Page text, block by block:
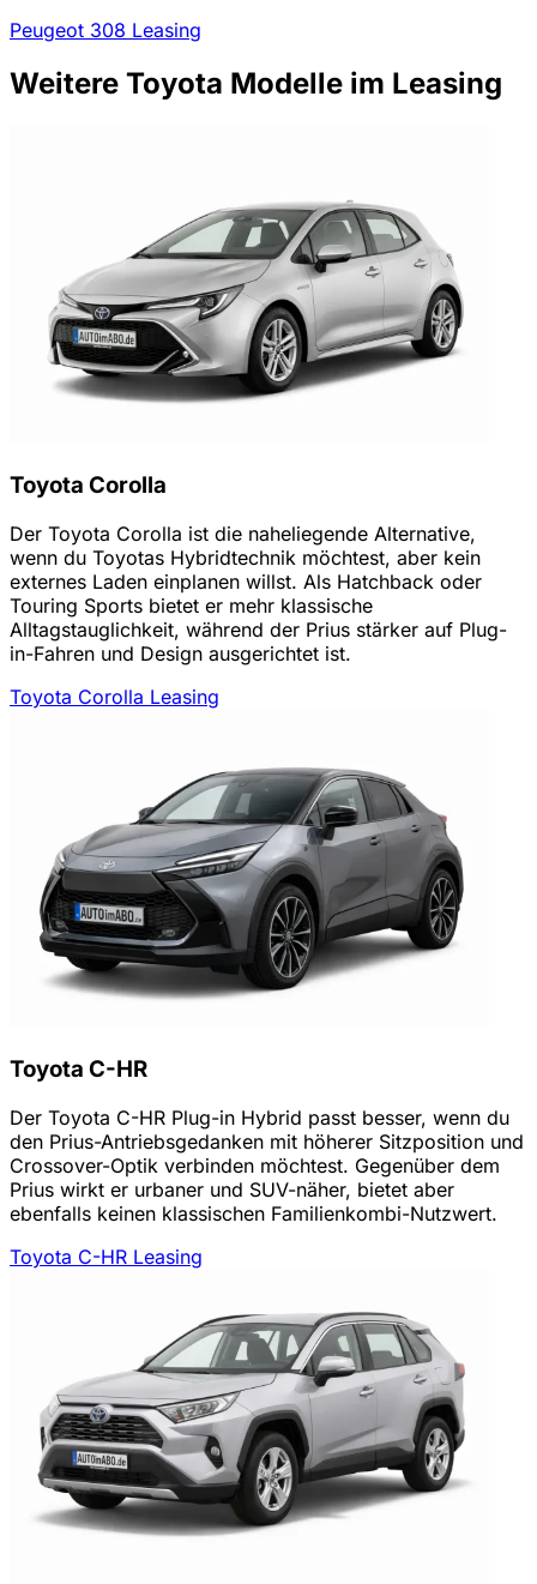
Peugeot 308 Leasing
Weitere Toyota Modelle im Leasing
Toyota Corolla
Der Toyota Corolla ist die naheliegende Alternative,
wenn du Toyotas Hybridtechnik möchtest, aber kein
externes Laden einplanen willst. Als Hatchback oder
Touring Sports bietet er mehr klassische
Alltagstauglichkeit, während der Prius stärker auf Plug-
in-Fahren und Design ausgerichtet ist.
Toyota Corolla Leasing
Toyota C-HR
Der Toyota C-HR Plug-in Hybrid passt besser, wenn du
den Prius-Antriebsgedanken mit höherer Sitzposition und
Crossover-Optik verbinden möchtest. Gegenüber dem
Prius wirkt er urbaner und SUV-näher, bietet aber
ebenfalls keinen klassischen Familienkombi-Nutzwert.
Toyota C-HR Leasing